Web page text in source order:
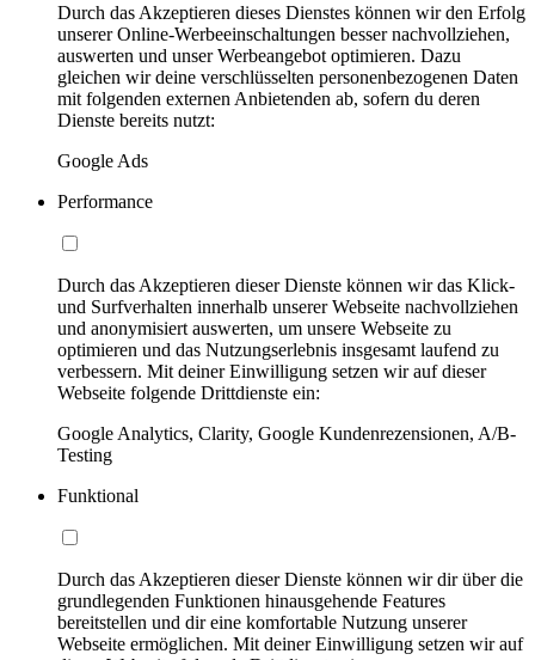
Durch das Akzeptieren dieses Dienstes können wir den Erfolg
unserer Online-Werbeeinschaltungen besser nachvollziehen,
auswerten und unser Werbeangebot optimieren. Dazu
gleichen wir deine verschlüsselten personenbezogenen Daten
mit folgenden externen Anbietenden ab, sofern du deren
Dienste bereits nutzt:
Google Ads
Performance
Durch das Akzeptieren dieser Dienste können wir das Klick-
und Surfverhalten innerhalb unserer Webseite nachvollziehen
und anonymisiert auswerten, um unsere Webseite zu
optimieren und das Nutzungserlebnis insgesamt laufend zu
verbessern. Mit deiner Einwilligung setzen wir auf dieser
Webseite folgende Drittdienste ein:
Google Analytics, Clarity, Google Kundenrezensionen, A/B-
Testing
Funktional
Durch das Akzeptieren dieser Dienste können wir dir über die
grundlegenden Funktionen hinausgehende Features
bereitstellen und dir eine komfortable Nutzung unserer
Webseite ermöglichen. Mit deiner Einwilligung setzen wir auf